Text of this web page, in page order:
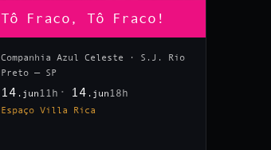
Tô Fraco, Tô Fraco!
Companhia Azul Celeste · S.J. Rio
Preto — SP
14 .jun11h 14 .jun18h
Espaço Villa Rica